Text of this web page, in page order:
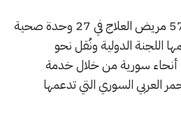
كما تلقى أكثر من 570,000 مريض العلاج في 27 وحدة صحية
اللجنة الدولية ونُقل نحو
أنحاء سورية من خلال خدمة
العربي السوري التي تدعمها